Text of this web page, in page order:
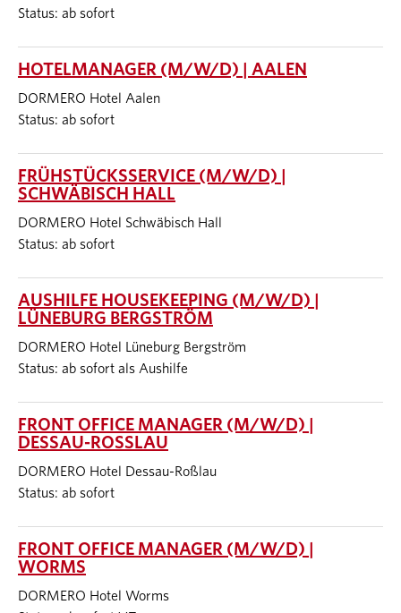
Status: ab sofort
HOTELMANAGER (M/W/D) | AALEN
DORMERO Hotel Aalen
Status: ab sofort
FRÜHSTÜCKSSERVICE (M/W/D) |
SCHWÄBISCH HALL
DORMERO Hotel Schwäbisch Hall
Status: ab sofort
AUSHILFE HOUSEKEEPING (M/W/D) |
LÜNEBURG BERGSTRÖM
DORMERO Hotel Lüneburg Bergström
Status: ab sofort als Aushilfe
FRONT OFFICE MANAGER (M/W/D) |
DESSAU-ROSSLAU
DORMERO Hotel Dessau-Roßlau
Status: ab sofort
FRONT OFFICE MANAGER (M/W/D) |
WORMS
DORMERO Hotel Worms